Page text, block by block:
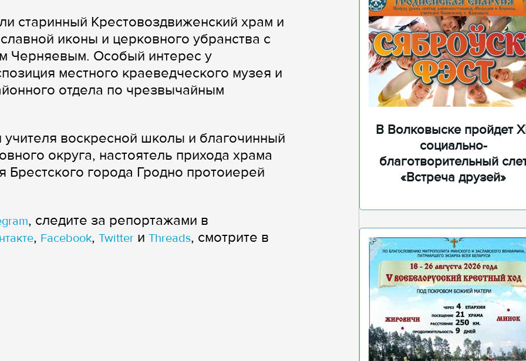
старинный Крестовоздвиженский храм и
иконы и церковного убранства с
Черняевым. Особый интерес у
местного краеведческого музея и
отдела по чрезвычайным
воскресной школы и благочинный
округа, настоятель прихода храма
города Гродно протоиерей
, следите за репортажами в
, Facebook, Twitter и Threads, смотрите в
В Волковыске пройдет
социально-
благотворительный
«Встреча друзей»